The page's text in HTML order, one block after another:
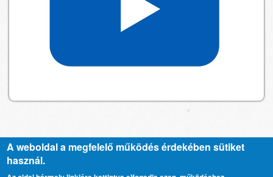
Kapcsolat
A weboldal a megfelelő működés érdekében sütiket
használ.